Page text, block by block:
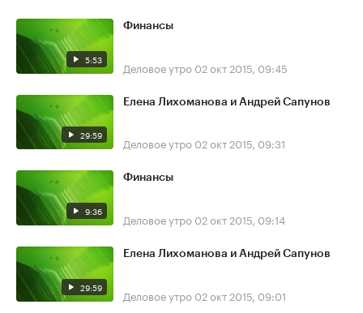
5:53
Финансы
Деловое утро 02 окт 2015, 09:45
29:59
Елена Лихоманова и Андрей Сапунов
Деловое утро 02 окт 2015, 09:31
9:36
Финансы
Деловое утро 02 окт 2015, 09:14
29:59
Елена Лихоманова и Андрей Сапунов
Деловое утро 02 окт 2015, 09:01